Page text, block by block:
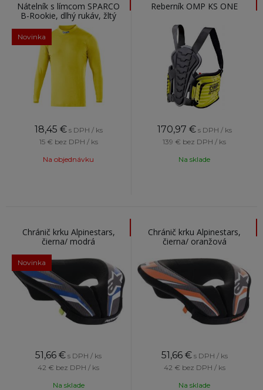
Nátelník s límcom SPARCO
B-Rookie, dlhý rukáv, žltý
Novinka
18,45 € s DPH / ks
15 € bez DPH / ks
Na objednávku
Reberník OMP KS ONE
170,97 € s DPH / ks
139 € bez DPH / ks
Na sklade
Chránič krku Alpinestars,
čierna/ modrá
Novinka
51,66 € s DPH / ks
42 € bez DPH / ks
Na sklade
Chránič krku Alpinestars,
čierna/ oranžová
51,66 € s DPH / ks
42 € bez DPH / ks
Na sklade